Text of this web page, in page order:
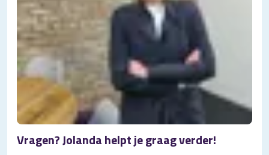
Vragen? Jolanda helpt je graag verder!